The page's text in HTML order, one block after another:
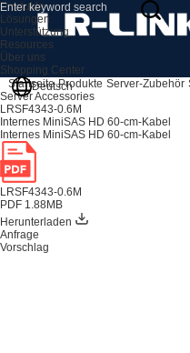
Produkte
Lösungen
Unterstützung
Resources
Über uns
Shopping Center
Deutsch
Startseite Produkte Server-Zubehör
Server Accessories
LRSF4343-0.6M
Internes MiniSAS HD 60-cm-Kabel
Internes MiniSAS HD 60-cm-Kabel
LRSF4343-0.6M
PDF 1.88MB
Herunterladen
Anfrage
Vorschlag